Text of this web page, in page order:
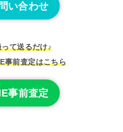
い合わせ
て送るだけ♪
事前査定はこちら
事前査定